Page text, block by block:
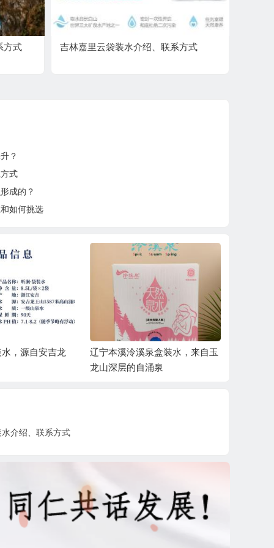
方式 吉林嘉里云袋装水介绍、联系方式
？
式
成的？
如何挑选
，源自安吉龙
辽宁本溪泠溪泉盒装水，来自玉
龙山深层的自涌泉
介绍、联系方式